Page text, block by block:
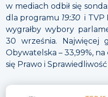
w mediach odbił się
dla programu 19:30 i TVP
wygrałby wybory
30 września. Najwięcej
Obywatelska – 33,99%,
się Prawo i